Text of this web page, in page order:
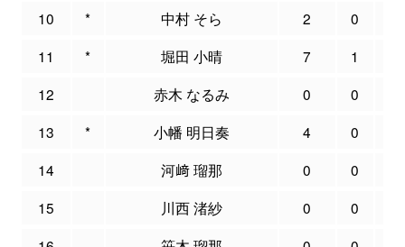
10 * 中村 そら 2 0
11
* 堀田 小晴 7 1
12
赤木 なるみ 0 0
13
* 小幡 明日奏 4 0
14
河﨑 瑠那 0 0
15
川西 渚紗 0 0